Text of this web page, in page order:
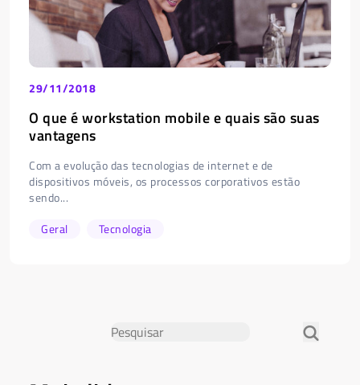
29/11/2018
O que é workstation mobile e quais são suas
vantagens
Com a evolução das tecnologias de internet e de
dispositivos móveis, os processos corporativos estão
sendo...
Geral
Tecnologia